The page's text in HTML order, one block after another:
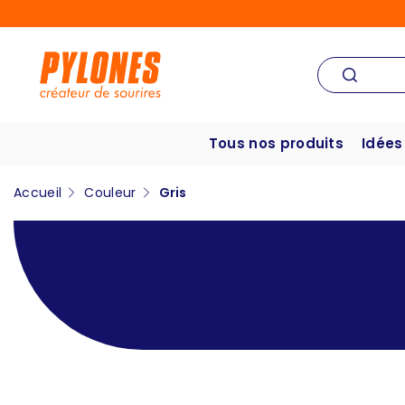
Tous nos produits
Accueil Couleur Gris